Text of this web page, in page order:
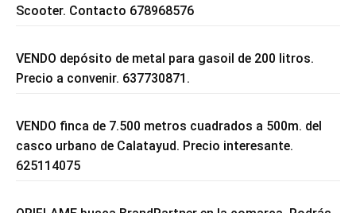
Scooter. Contacto 678968576
VENDO depósito de metal para gasoil de 200 litros.
Precio a convenir. 637730871.
VENDO finca de 7.500 metros cuadrados a 500m. del
casco urbano de Calatayud. Precio interesante.
625114075